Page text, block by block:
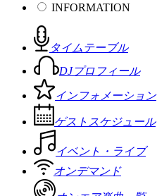
INFORMATION
タイムテーブル
DJプロフィール
インフォメーション
ゲストスケジュール
イベント・ライブ
オンデマンド